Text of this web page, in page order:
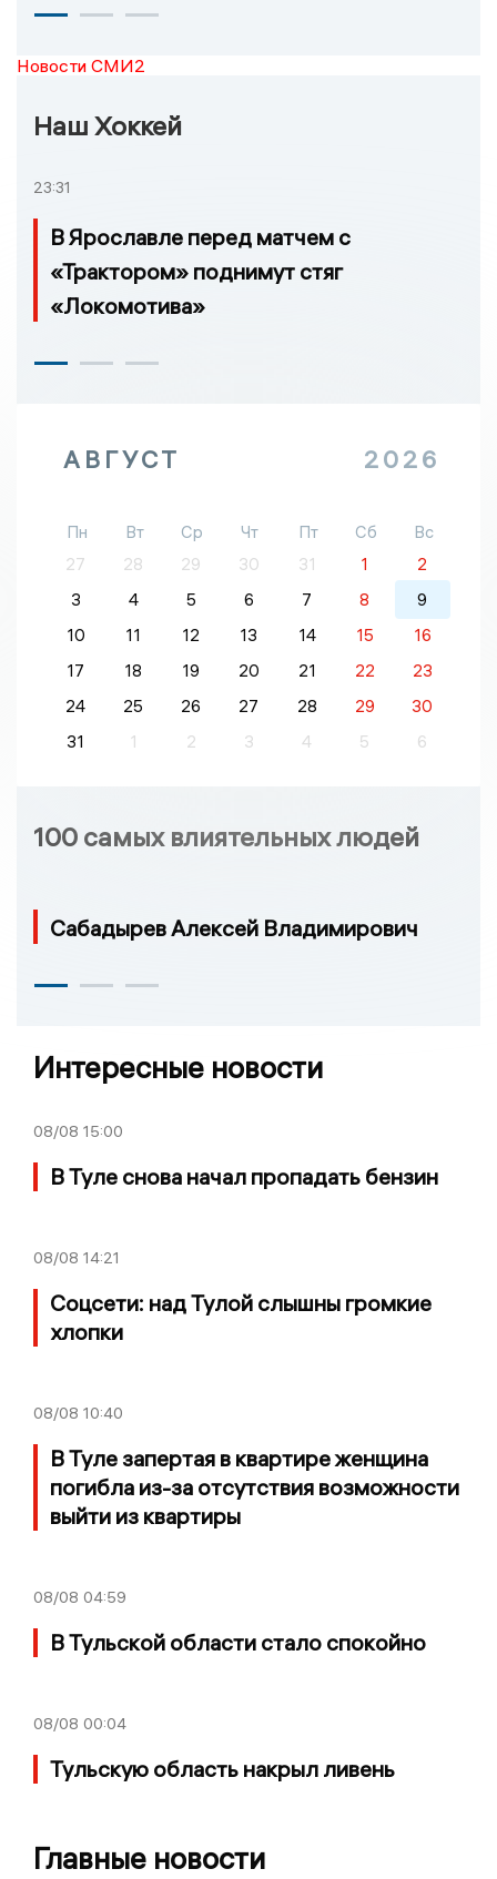
Новости СМИ2
Наш Хоккей
23:31
В Ярославле перед матчем с
«Трактором» поднимут стяг
«Локомотива»
АВГУСТ 2026
Пн Вт Ср Чт Пт Сб
Вс
27
28 29 30 31 1
2
3
4 5 6 7 8
9
10
11 12 13 14 15
16
17
18 19 20 21 22
23
24
25 26 27 28 29
30
31
1 2 3 4 5 6
100 самых влиятельных людей
Сабадырев Алексей Владимирович
Интересные новости
08/08 15:00
В Туле снова начал пропадать бензин
08/08 14:21
Соцсети: над Тулой слышны громкие
хлопки
08/08 10:40
В Туле запертая в квартире женщина
погибла из-за отсутствия возможности
выйти из квартиры
08/08 04:59
В Тульской области стало спокойно
08/08 00:04
Тульскую область накрыл ливень
Главные новости